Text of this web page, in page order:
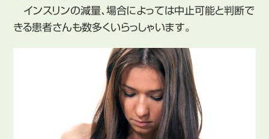
インスリンの減量、場合によっては中止可能と判断で
きる患者さんも数多くいらっしゃいます。